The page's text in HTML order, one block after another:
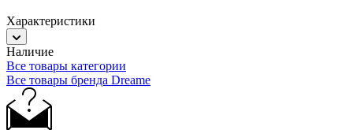
Характеристики
Наличие
Все товары категории
Все товары бренда Dreame